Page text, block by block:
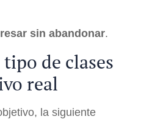
sin abandonar.
de clases
real
la siguiente